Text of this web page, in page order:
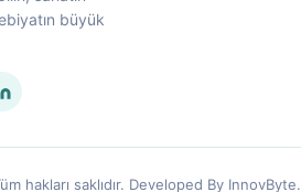
büyük
hakları saklıdır. Developed By InnovByte.